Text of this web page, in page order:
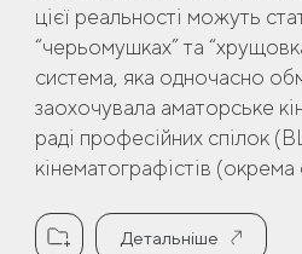
цієї реальності можуть
“черьомушках” та
система, яка одночасно
заохочувала аматорське
раді професійних спілок
кінематографістів (окрема
Детальніше